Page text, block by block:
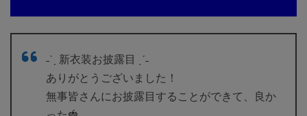
˗ˋˏ 新衣装お披露目 ˎˊ˗
ありがとうございました！
無事皆さんにお披露目することができて、良か